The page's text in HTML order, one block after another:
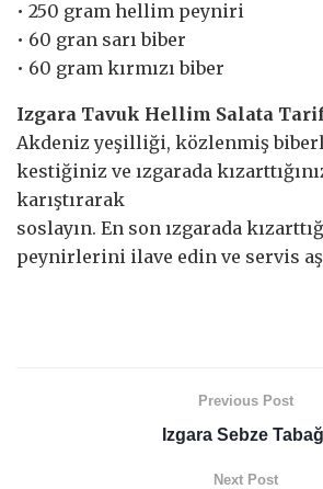
• 250 gram hellim peyniri
• 60 gran sarı biber
• 60 gram kırmızı biber
Izgara Tavuk Hellim Salata
Akdeniz yeşilliği, közlenmiş
kestiğiniz ve ızgarada
karıştırarak
soslayın. En son ızgarada
peynirlerini ilave edin ve servis
Previous Post
Izgara Sebze
Next Post